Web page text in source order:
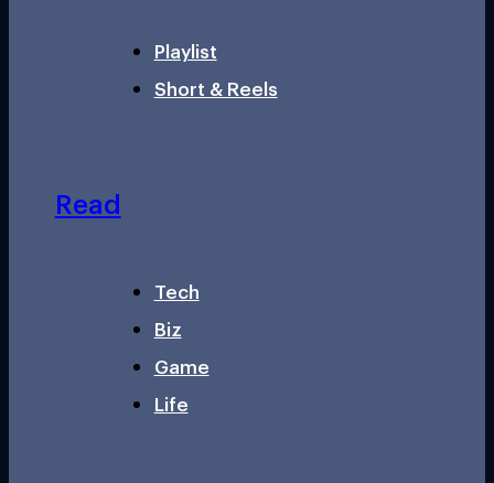
Playlist
Short & Reels
Read
Tech
Biz
Game
Life